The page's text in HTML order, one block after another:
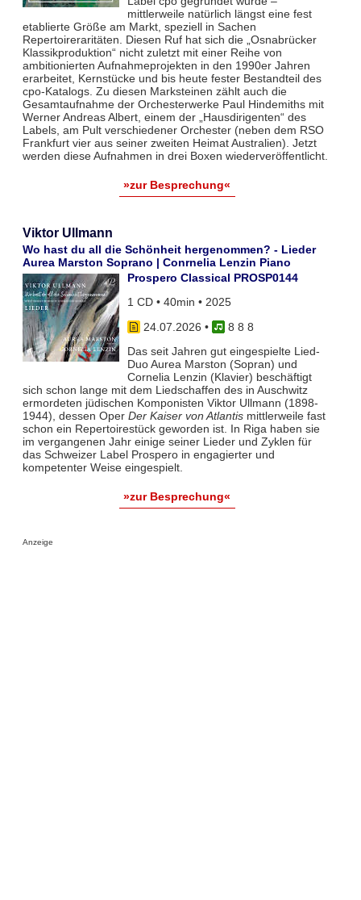
mittlerweile natürlich längst eine fest
etablierte Größe am Markt, speziell in Sachen
Repertoireraritäten. Diesen Ruf hat sich die „Osnabrücker
Klassikproduktion“ nicht zuletzt mit einer Reihe von
ambitionierten Aufnahmeprojekten in den 1990er Jahren
erarbeitet, Kernstücke und bis heute fester Bestandteil des
cpo-Katalogs. Zu diesen Marksteinen zählt auch die
Gesamtaufnahme der Orchesterwerke Paul Hindemiths mit
Werner Andreas Albert, einem der „Hausdirigenten“ des
Labels, am Pult verschiedener Orchester (neben dem RSO
Frankfurt vier aus seiner zweiten Heimat Australien). Jetzt
werden diese Aufnahmen in drei Boxen wiederveröffentlicht.
»zur Besprechung«
Viktor Ullmann
Wo hast du all die Schönheit hergenommen? - Lieder
Aurea Marston Soprano | Conrnelia Lenzin Piano
Prospero Classical PROSP0144
1 CD • 40min • 2025
24.07.2026 •
8 8 8
Das seit Jahren gut eingespielte Lied-
Duo Aurea Marston (Sopran) und
Cornelia Lenzin (Klavier) beschäftigt
sich schon lange mit dem Liedschaffen des in Auschwitz
ermordeten jüdischen Komponisten Viktor Ullmann (1898-
1944), dessen Oper Der Kaiser von Atlantismittlerweile fast
schon ein Repertoirestück geworden ist. In Riga haben sie
im vergangenen Jahr einige seiner Lieder und Zyklen für
das Schweizer Label Prospero in engagierter und
kompetenter Weise eingespielt.
»zur Besprechung«
Anzeige